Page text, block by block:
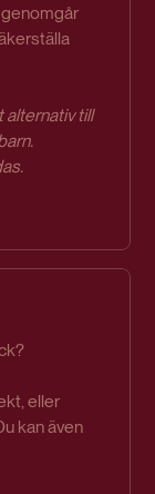
till
eller
kan även